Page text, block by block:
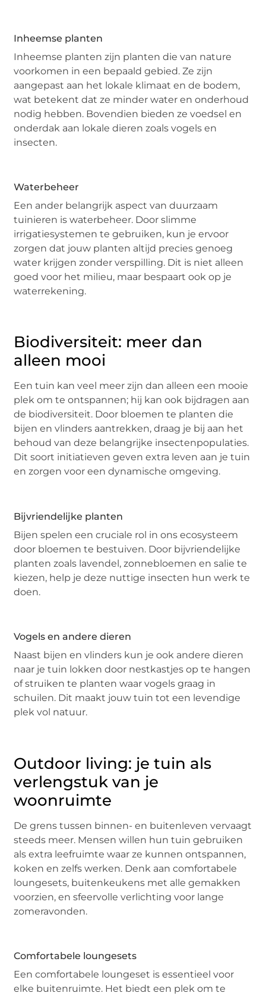
Inheemse planten
Inheemse planten zijn planten die van nature
voorkomen in een bepaald gebied. Ze zijn
aangepast aan het lokale klimaat en de bodem,
wat betekent dat ze minder water en onderhoud
nodig hebben. Bovendien bieden ze voedsel en
onderdak aan lokale dieren zoals vogels en
insecten.
Waterbeheer
Een ander belangrijk aspect van duurzaam
tuinieren is waterbeheer. Door slimme
irrigatiesystemen te gebruiken, kun je ervoor
zorgen dat jouw planten altijd precies genoeg
water krijgen zonder verspilling. Dit is niet alleen
goed voor het milieu, maar bespaart ook op je
waterrekening.
Biodiversiteit: meer dan
alleen mooi
Een tuin kan veel meer zijn dan alleen een mooie
plek om te ontspannen; hij kan ook bijdragen aan
de biodiversiteit. Door bloemen te planten die
bijen en vlinders aantrekken, draag je bij aan het
behoud van deze belangrijke insectenpopulaties.
Dit soort initiatieven geven extra leven aan je tuin
en zorgen voor een dynamische omgeving.
Bijvriendelijke planten
Bijen spelen een cruciale rol in ons ecosysteem
door bloemen te bestuiven. Door bijvriendelijke
planten zoals lavendel, zonnebloemen en salie te
kiezen, help je deze nuttige insecten hun werk te
doen.
Vogels en andere dieren
Naast bijen en vlinders kun je ook andere dieren
naar je tuin lokken door nestkastjes op te hangen
of struiken te planten waar vogels graag in
schuilen. Dit maakt jouw tuin tot een levendige
plek vol natuur.
Outdoor living: je tuin als
verlengstuk van je
woonruimte
De grens tussen binnen- en buitenleven vervaagt
steeds meer. Mensen willen hun tuin gebruiken
als extra leefruimte waar ze kunnen ontspannen,
koken en zelfs werken. Denk aan comfortabele
loungesets, buitenkeukens met alle gemakken
voorzien, en sfeervolle verlichting voor lange
zomeravonden.
Comfortabele loungesets
Een comfortabele loungeset is essentieel voor
elke buitenruimte. Het biedt een plek om te